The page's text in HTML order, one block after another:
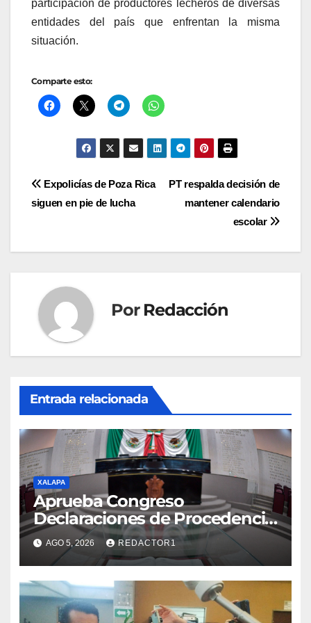
participación de productores lecheros de diversas
entidades del país que enfrentan la misma
situación.
Comparte esto:
Navegación
de
entradas
PT respalda decisión de
mantener calendario
escolar
Expolicías de Poza Rica
siguen en pie de lucha
Por Redacción
Entrada relacionada
XALAPA
Aprueba Congreso
Declaraciones de Procedencia
en contra de dos munícipes
AGO 5, 2026 REDACTOR1